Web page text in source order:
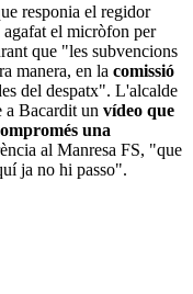
responia el regidor
agafat el micròfon per
que "les subvencions
manera, en la comissió
del despatx". L'alcalde
a Bacardit un vídeo que
una
al Manresa FS, "que
ja no hi passo".